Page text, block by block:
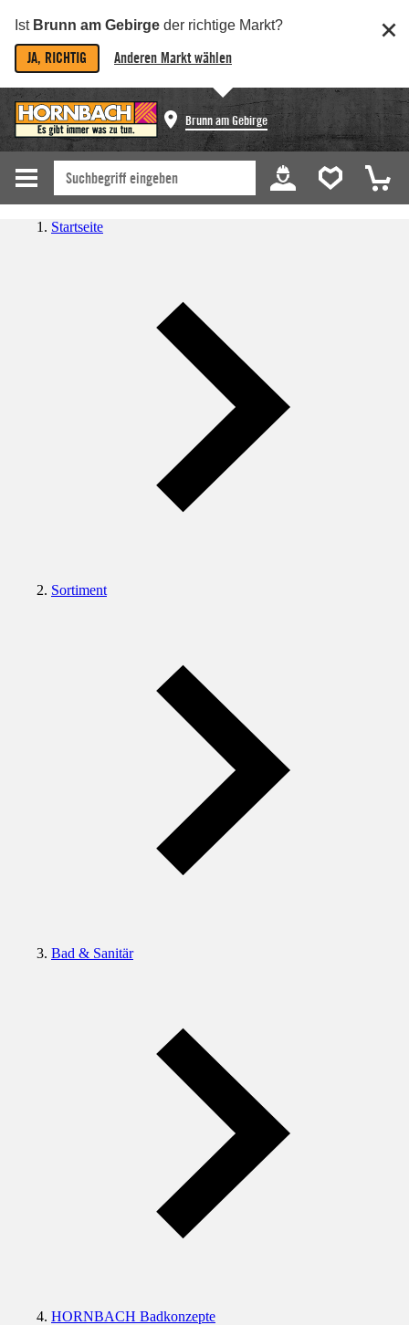
Ist Brunn am Gebirge der richtige Markt?
JA, RICHTIG Anderen Markt wählen
Brunn am Gebirge
Startseite
Sortiment
Bad & Sanitär
HORNBACH Badkonzepte